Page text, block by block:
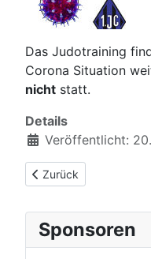
Das Judotraining
Corona Situation
nicht statt.
Details
Veröffentlicht:
Vorheriger Beitrag:
Zurück
Sponsoren